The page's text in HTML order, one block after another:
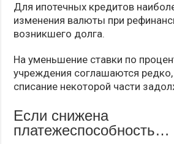
Для ипотечных кредитов
изменения валюты при
возникшего долга.
На уменьшение ставки по
учреждения соглашаются
списание некоторой части
Если снижена
платежеспособность…